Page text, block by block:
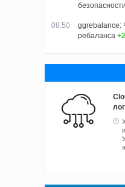
безопасности
08:50
ggrebalance:
ребаланса +2